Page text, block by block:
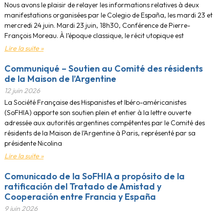
Nous avons le plaisir de relayer les informations relatives à deux
manifestations organisées par le Colegio de España, les mardi 23 et
mercredi 24 juin. Mardi 23 juin, 18h30, Conférence de Pierre-
François Moreau. À l’époque classique, le récit utopique est
Lire la suite »
Communiqué – Soutien au Comité des résidents
de la Maison de l’Argentine
12 juin 2026
La Société Française des Hispanistes et Ibéro-américanistes
(SoFHIA) apporte son soutien plein et entier à la lettre ouverte
adressée aux autorités argentines compétentes par le Comité des
résidents de la Maison de l’Argentine à Paris, représenté par sa
présidente Nicolina
Lire la suite »
Comunicado de la SoFHIA a propósito de la
ratificación del Tratado de Amistad y
Cooperación entre Francia y España
9 juin 2026